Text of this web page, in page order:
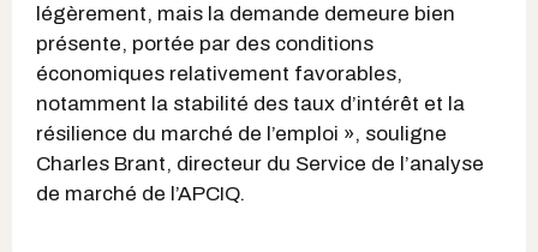
légèrement, mais la demande demeure bien
présente, portée par des conditions
économiques relativement favorables,
notamment la stabilité des taux d’intérêt et la
résilience du marché de l’emploi », souligne
Charles Brant, directeur du Service de l’analyse
de marché de l’APCIQ.